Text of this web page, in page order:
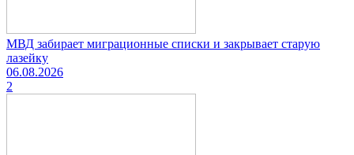
МВД забирает миграционные списки и закрывает старую
лазейку
06.08.2026
2